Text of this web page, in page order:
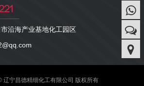
沿海产业基地化工园区
辽宁昌德精细化工有限公司 版权所有